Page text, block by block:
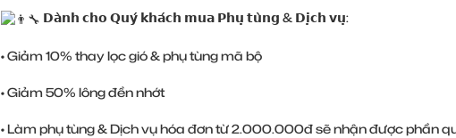
𝗗𝗮̀𝗻𝗵 𝗰𝗵𝗼 𝗤𝘂𝘆́ 𝗸𝗵𝗮́𝗰𝗵 𝗺𝘂𝗮 𝗣𝗵𝘂̣ 𝘁𝘂̀𝗻𝗴 & 𝗗𝗶̣𝗰𝗵 𝘃𝘂̣:
• Giảm 10% thay lọc gió & phụ tùng mã bộ
• Giảm 50% lông đền nhớt
• Làm phụ tùng & Dịch vụ hóa đơn từ 2.000.000đ sẽ nhận được phần